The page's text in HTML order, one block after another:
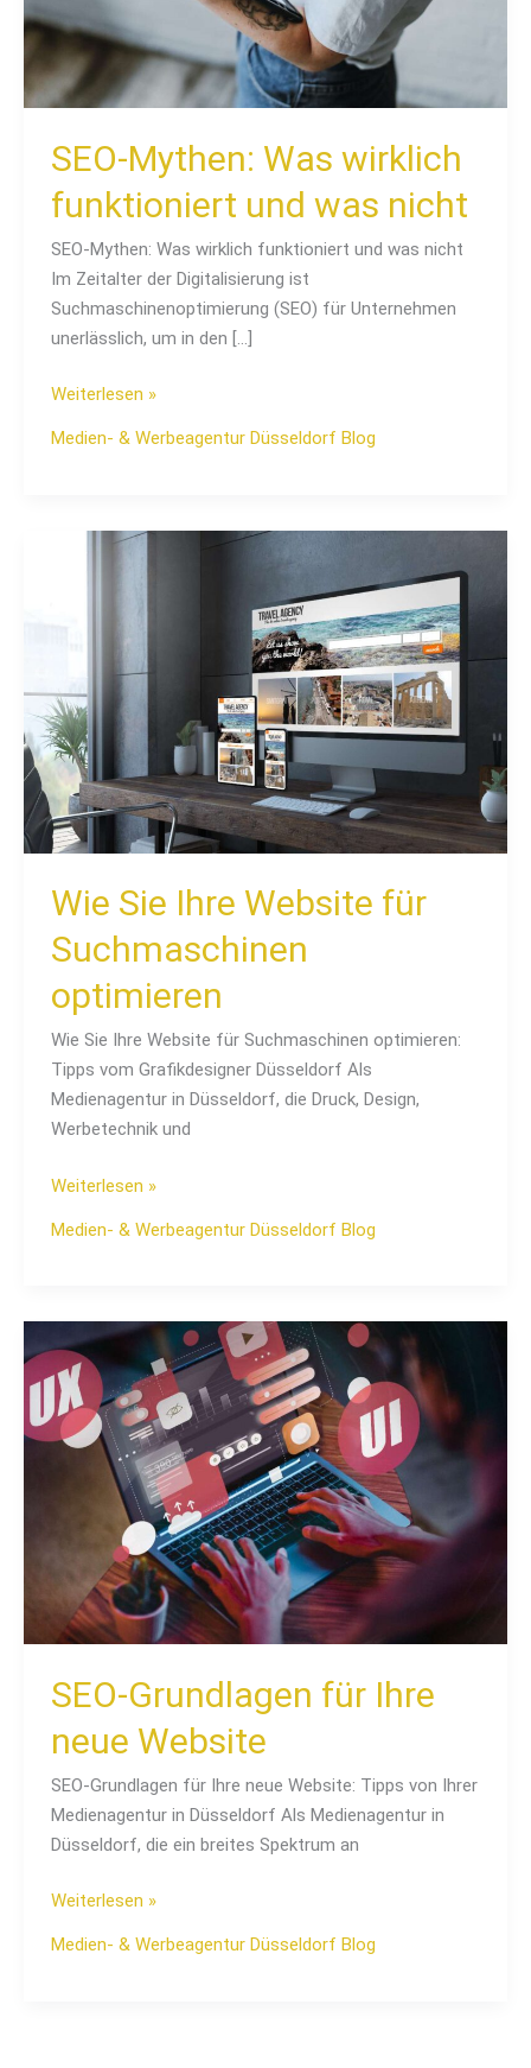
SEO-Mythen: Was wirklich
funktioniert und was nicht
SEO-Mythen: Was wirklich funktioniert und was nicht
Im Zeitalter der Digitalisierung ist
Suchmaschinenoptimierung (SEO) für Unternehmen
unerlässlich, um in den […]
Weiterlesen »
Medien- & Werbeagentur Düsseldorf Blog
Wie Sie Ihre Website für
Suchmaschinen
optimieren
Wie Sie Ihre Website für Suchmaschinen optimieren:
Tipps vom Grafikdesigner Düsseldorf Als
Medienagentur in Düsseldorf, die Druck, Design,
Werbetechnik und
Suchmaschinen
optimieren
Weiterlesen »
Medien- & Werbeagentur Düsseldorf Blog
SEO-Grundlagen für Ihre
neue Website
SEO-Grundlagen für Ihre neue Website: Tipps von Ihrer
Medienagentur in Düsseldorf Als Medienagentur in
Düsseldorf, die ein breites Spektrum an
Grundlagen
für
Ihre
neue
Website
Weiterlesen »
Medien- & Werbeagentur Düsseldorf Blog